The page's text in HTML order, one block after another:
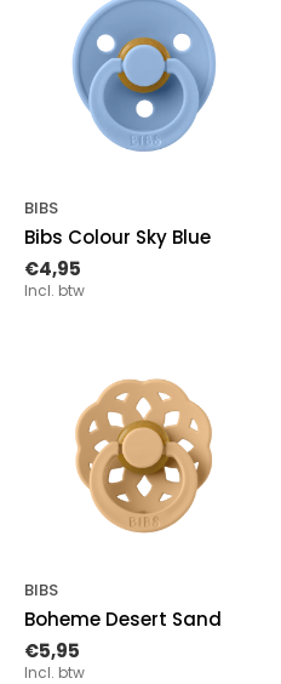
BIBS
Bibs Colour Sky Blue
€4,95
Incl. btw
BIBS
Boheme Desert Sand
€5,95
Incl. btw